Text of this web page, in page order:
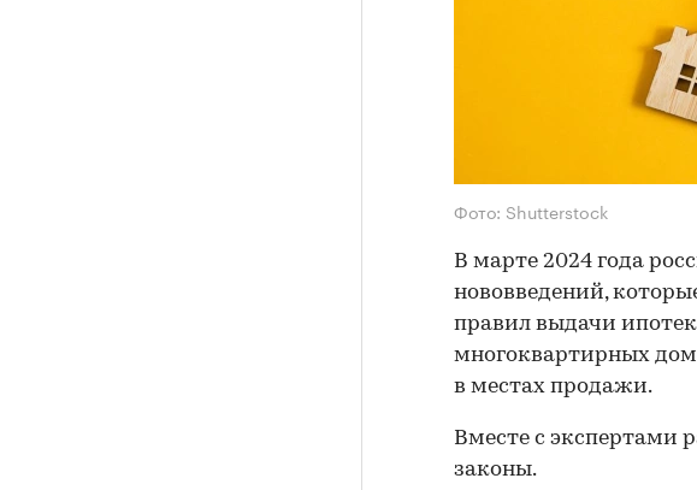
Фото: Shutterstock
В марте 2024 года
нововведений,
правил выдачи
многоквартирных
в местах продажи.
Вместе с экспертами
законы.